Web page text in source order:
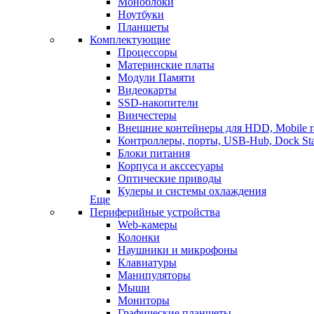
Ноутбуки
Планшеты
Комплектующие
Процессоры
Материнские платы
Модули Памяти
Видеокарты
SSD-накопители
Винчестеры
Внешние контейнеры для HDD, Mobile
Контроллеры, порты, USB-Hub, Dock
Блоки питания
Корпуса и акссесуары
Оптические приводы
Кулеры и системы охлаждения
Еще
Периферийные устройства
Web-камеры
Колонки
Наушники и микрофоны
Клавиатуры
Манипуляторы
Мыши
Мониторы